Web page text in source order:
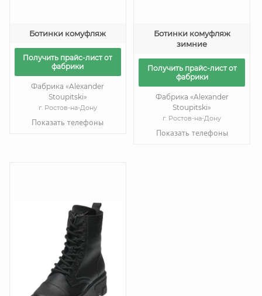
Ботинки комуфляж
Получить прайс-лист от
фабрики
Фабрика «Alexander
Stoupitski»
г. Ростов-на-Дону
Показать телефоны
Ботинки комуфляж
зимние
Получить прайс-лист от
фабрики
Фабрика «Alexander
Stoupitski»
г. Ростов-на-Дону
Показать телефоны